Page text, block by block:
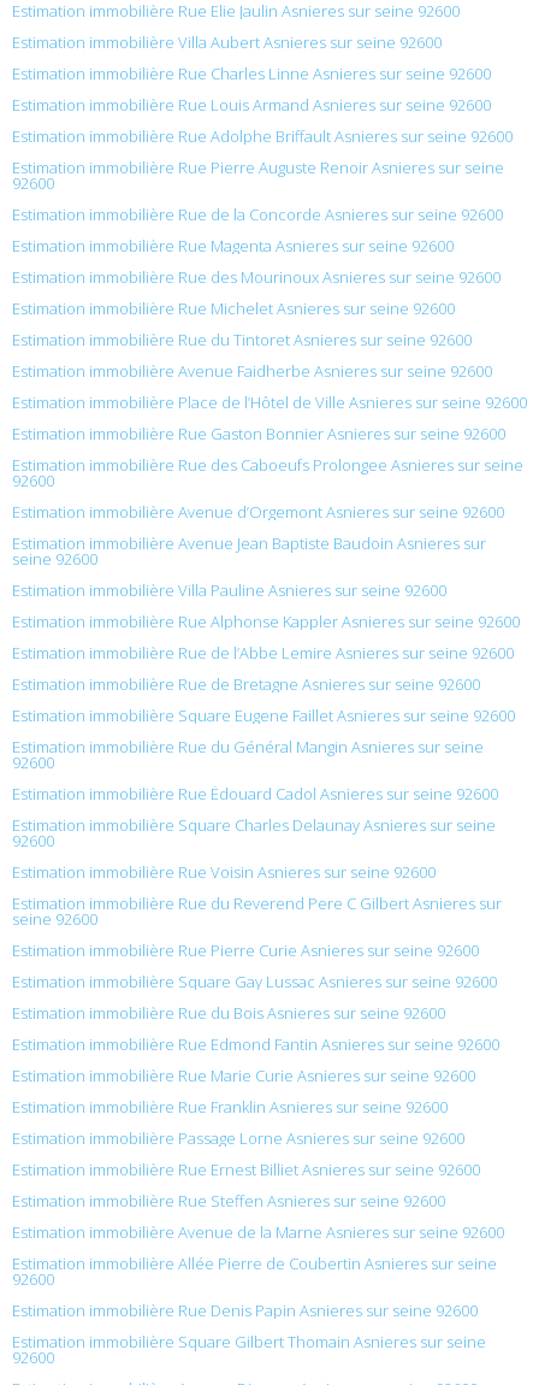
Estimation immobilière Rue Elie Jaulin Asnieres sur seine 92600
Estimation immobilière Villa Aubert Asnieres sur seine 92600
Estimation immobilière Rue Charles Linne Asnieres sur seine 92600
Estimation immobilière Rue Louis Armand Asnieres sur seine 92600
Estimation immobilière Rue Adolphe Briffault Asnieres sur seine 92600
Estimation immobilière Rue Pierre Auguste Renoir Asnieres sur seine
92600
Estimation immobilière Rue de la Concorde Asnieres sur seine 92600
Estimation immobilière Rue Magenta Asnieres sur seine 92600
Estimation immobilière Rue des Mourinoux Asnieres sur seine 92600
Estimation immobilière Rue Michelet Asnieres sur seine 92600
Estimation immobilière Rue du Tintoret Asnieres sur seine 92600
Estimation immobilière Avenue Faidherbe Asnieres sur seine 92600
Estimation immobilière Place de l’Hôtel de Ville Asnieres sur seine 92600
Estimation immobilière Rue Gaston Bonnier Asnieres sur seine 92600
Estimation immobilière Rue des Caboeufs Prolongee Asnieres sur seine
92600
Estimation immobilière Avenue d’Orgemont Asnieres sur seine 92600
Estimation immobilière Avenue Jean Baptiste Baudoin Asnieres sur
seine 92600
Estimation immobilière Villa Pauline Asnieres sur seine 92600
Estimation immobilière Rue Alphonse Kappler Asnieres sur seine 92600
Estimation immobilière Rue de l’Abbe Lemire Asnieres sur seine 92600
Estimation immobilière Rue de Bretagne Asnieres sur seine 92600
Estimation immobilière Square Eugene Faillet Asnieres sur seine 92600
Estimation immobilière Rue du Général Mangin Asnieres sur seine
92600
Estimation immobilière Rue Édouard Cadol Asnieres sur seine 92600
Estimation immobilière Square Charles Delaunay Asnieres sur seine
92600
Estimation immobilière Rue Voisin Asnieres sur seine 92600
Estimation immobilière Rue du Reverend Pere C Gilbert Asnieres sur
seine 92600
Estimation immobilière Rue Pierre Curie Asnieres sur seine 92600
Estimation immobilière Square Gay Lussac Asnieres sur seine 92600
Estimation immobilière Rue du Bois Asnieres sur seine 92600
Estimation immobilière Rue Edmond Fantin Asnieres sur seine 92600
Estimation immobilière Rue Marie Curie Asnieres sur seine 92600
Estimation immobilière Rue Franklin Asnieres sur seine 92600
Estimation immobilière Passage Lorne Asnieres sur seine 92600
Estimation immobilière Rue Ernest Billiet Asnieres sur seine 92600
Estimation immobilière Rue Steffen Asnieres sur seine 92600
Estimation immobilière Avenue de la Marne Asnieres sur seine 92600
Estimation immobilière Allée Pierre de Coubertin Asnieres sur seine
92600
Estimation immobilière Rue Denis Papin Asnieres sur seine 92600
Estimation immobilière Square Gilbert Thomain Asnieres sur seine
92600